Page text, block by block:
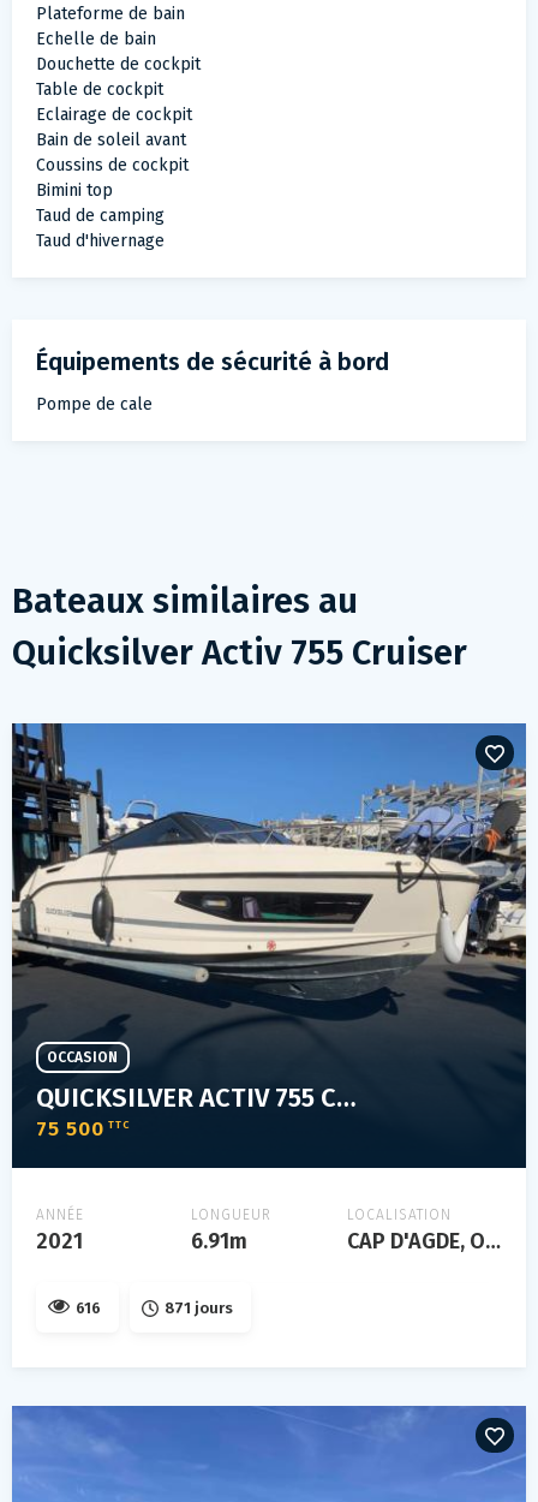
Plateforme de bain
Echelle de bain
Douchette de cockpit
Table de cockpit
Eclairage de cockpit
Bain de soleil avant
Coussins de cockpit
Bimini top
Taud de camping
Taud d'hivernage
Équipements de sécurité à bord
Pompe de cale
Bateaux similaires au
Quicksilver Activ 755 Cruiser
QUICKSILVER ACTIV 755 CRUISER
75 500 TTC
OCCASION
ANNÉE
2021
LONGUEUR
6.91m
LOCALISATION
CAP D'AGDE, Occitanie, FRANCE
616 871 jours